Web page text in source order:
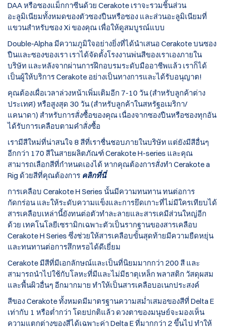
DAA หรือซองแม็กกาซีนด้วย Cerakote เราจะรวมชิ้นส่วน
อะลูมิเนียมทั้งหมดของตัวซองปืนหรือซอง และส่วนอะลูมิเนียมที่
แขวนสำหรับซอง Xi ของคุณ เพื่อให้ดูสมบูรณ์แบบ
Double-Alpha มีความภูมิใจอย่างยิ่งที่ได้นำเสนอ Cerakote บนซอง
ปืนและซองของเรา เราได้จัดตั้งโรงงานพ่นสีของเราเองภายใน
บริษัท และหลังจากผ่านการฝึกอบรมระดับมืออาชีพแล้ว เราก็ได้
เป็นผู้ให้บริการ Cerakote อย่างเป็นทางการและได้รับอนุญาต!
คุณต้องเผื่อเวลาล่วงหน้าเพิ่มเติมอีก 7-10 วัน (สำหรับลูกค้าต่าง
ประเทศ) หรือสูงสุด 30 วัน (สำหรับลูกค้าในสหรัฐอเมริกา/
แคนาดา) สำหรับการสั่งซื้อของคุณ เนื่องจากซองปืนหรือซองทุกอัน
ได้รับการเคลือบตามคำสั่งซื้อ
เรามีสีใหม่ที่น่าสนใจ 8 สีที่เราชื่นชอบภายในบริษัท แต่ยังมีสีอื่นๆ
อีกกว่า 170 สีในสายผลิตภัณฑ์ Cerakote H-series และคุณ
สามารถเลือกสีที่กำหนดเองได้ หากคุณต้องการสั่งทำ Cerakote a
Rig ด้วยสีที่คุณต้องการ คลิกที่นี่
การเคลือบ Cerakote H Series นั้นมีความทนทาน ทนต่อการ
กัดกร่อน และให้ระดับความแข็งและการยึดเกาะที่ไม่มีใครเทียบได้
สารเคลือบเหล่านี้ยังทนต่อตัวทำละลายและสารเคมีส่วนใหญ่อีก
ด้วย เทคโนโลยีเซรามิกเฉพาะตัวเป็นรากฐานของสารเคลือบ
Cerakote H Series ซึ่งช่วยให้สารเคลือบขั้นสุดท้ายมีความยืดหยุ่น
และทนทานต่อการสึกหรอได้ดีเยี่ยม
Cerakote มีสีที่มีเอกลักษณ์และเป็นที่นิยมมากกว่า 200 สี และ
สามารถนำไปใช้กับโลหะที่มีและไม่มีธาตุเหล็ก พลาสติก วัสดุผสม
และพื้นผิวอื่นๆ อีกมากมาย ทำให้เป็นสารเคลือบอเนกประสงค์
สีของ Cerakote ทั้งหมดมีมาตรฐานความสม่ำเสมอของสีที่ Delta E
เท่ากับ 1 หรือต่ำกว่า โดยปกติแล้ว ดวงตาของมนุษย์จะมองเห็น
ความแตกต่างของสีได้เฉพาะค่า Delta E ที่มากกว่า 2 ขึ้นไป ทำให้